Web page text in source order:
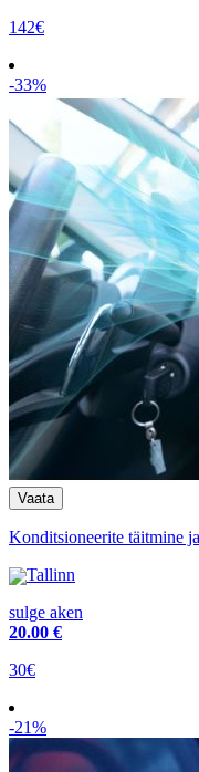
142€
-33%
Konditsioneerite täitmine
Tallinn
sulge aken
20.00 €
30€
-21%